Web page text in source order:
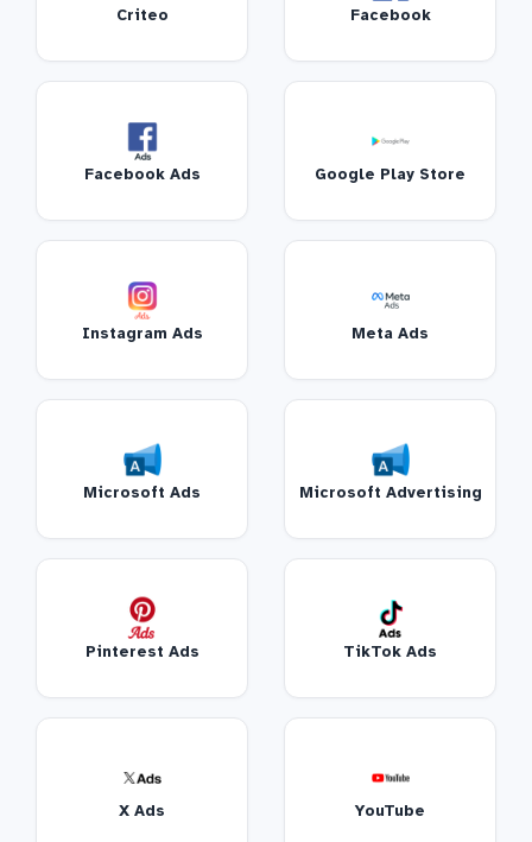
Criteo Facebook
Facebook Ads Google Play Store
Instagram Ads Meta Ads
Microsoft Ads Microsoft Advertising
Pinterest Ads TikTok Ads
X Ads YouTube